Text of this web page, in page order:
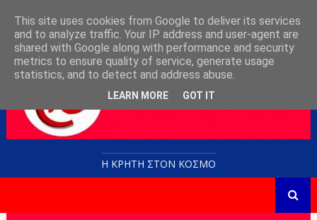
Η ΚΡΗΤΗ ΣΤΟN KOΣΜΟ
This site uses cookies from Google to deliver its services
and to analyze traffic. Your IP address and user-agent are
shared with Google along with performance and security
metrics to ensure quality of service, generate usage
statistics, and to detect and address abuse.
LEARN MORE GOT IT